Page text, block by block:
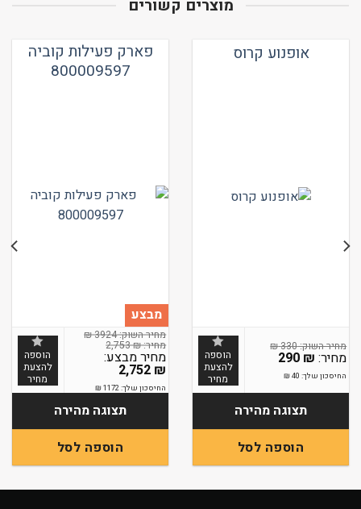
מוצרים קשורים
אופנוע קרוס
330
₪
290 ₪
החיסכון שלך:40
₪
הוספה
להצעת
מחיר
תצוגה מהירה
הוספה לסל
פארק פעילות קוביה
800009597
מבצע
3924
₪
2,753₪
המחיר
המקורי
היה:
2,753 ₪.
2,752 ₪
הנוכחי
החיסכון שלך:1172
₪
הוספה
להצעת
מחיר
תצוגה מהירה
הוספה לסל